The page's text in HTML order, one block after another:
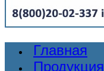
Главная
Продукция